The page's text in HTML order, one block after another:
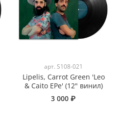
арт. S108-021
Lipelis, Carrot Green 'Leo
& Caito EPe' (12" винил)
3 000 ₽